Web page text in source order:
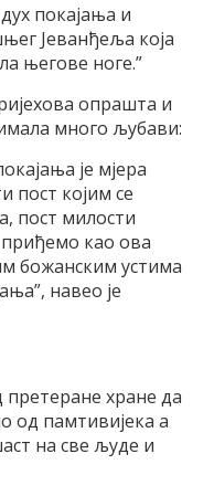
покајања и
Јеванђеља која
његове ноге.”
опрашта и
много љубави:
је мјера
пост којим се
пост милости
као ова
божанским устима
навео је
претеране хране да
од памтивијека а
на све људе и